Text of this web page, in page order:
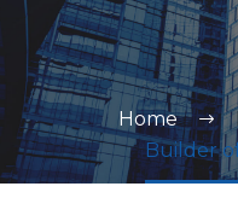
Home
Builder